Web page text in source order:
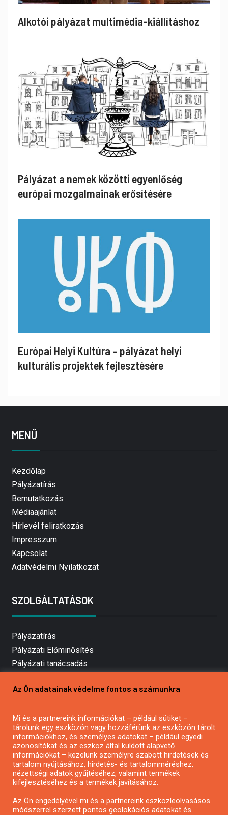
Alkotói pályázat multimédia-kiállításhoz
Pályázat a nemek közötti egyenlőség
európai mozgalmainak erősítésére
Európai Helyi Kultúra – pályázat helyi
kulturális projektek fejlesztésére
MENÜ
Kezdőlap
Pályázatírás
Bemutatkozás
Médiaajánlat
Hírlevél feliratkozás
Impresszum
Kapcsolat
Adatvédelmi Nyilatkozat
SZOLGÁLTATÁSOK
Pályázatírás
Pályázati Előminősítés
Pályázati tanácsadás
Mezőgazdasági pályázatírás
Pályázatírás civil szervezeteknek
Pályázatírás önkormányzatoknak
Pályázatfigyelés
Specifikus pályázatfigyelés vagy hírlevél
Az Ön adatainak védelme fontos a számunkra
Mi és a partnereink információkat – például sütiket –
tárolunk egy eszközön vagy hozzáférünk az eszközön tárolt
információkhoz, és személyes adatokat – például egyedi
azonosítókat és az eszköz által küldött alapvető
információkat – kezelünk személyre szabott hirdetések és
tartalom nyújtásához, hirdetés- és tartalomméréshez,
nézettségi adatok gyűjtéséhez, valamint termékek
kifejlesztéséhez és a termékek javításához.
Az Ön engedélyével mi és a partnereink eszközleolvasásos
módszerrel szerzett pontos geolokációs adatokat és